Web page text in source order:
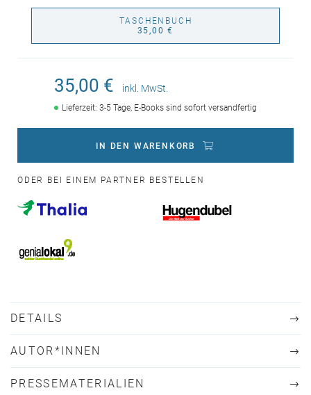
TASCHENBUCH
35,00 €
35,00 € inkl. MwSt.
Lieferzeit: 3-5 Tage, E-Books sind sofort versandfertig
IN DEN WARENKORB
ODER BEI EINEM PARTNER BESTELLEN
DETAILS
AUTOR*INNEN
PRESSEMATERIALIEN